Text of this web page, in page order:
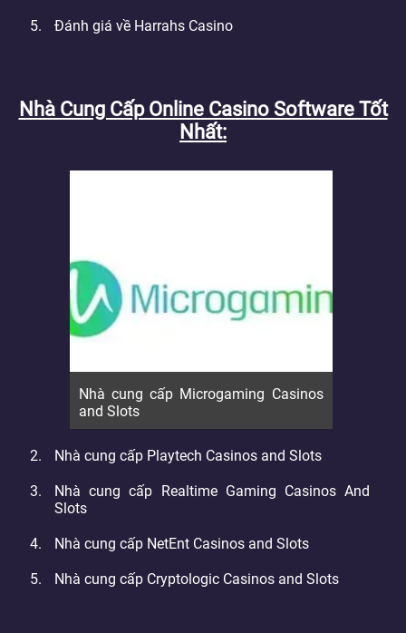
Đánh giá về Harrahs Casino
Nhà Cung Cấp Online Casino Software Tốt
Nhất
Nhà cung cấp Microgaming Casinos
and Slots
Nhà cung cấp Playtech Casinos and Slots
Nhà cung cấp Realtime Gaming Casinos And
Slots
Nhà cung cấp NetEnt Casinos and Slots
Nhà cung cấp Cryptologic Casinos and Slots